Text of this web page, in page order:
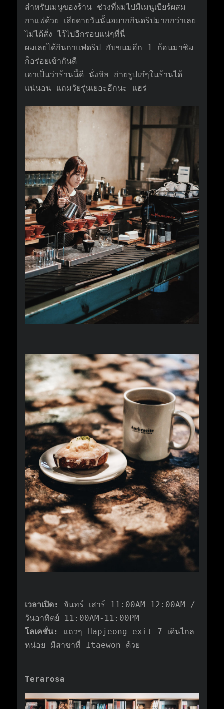
สำหรับเมนูของร้าน ช่วงที่ผมไปมีเมนูเบียร์ผสม
กาแฟด้วย เสียดายวันนั้นอยากกินดริปมากกว่าเลย
ไม่ได้สั่ง ไว้ไปอีกรอบแน่ๆที่นี่
ผมเลยได้กินกาแฟดริป กับขนมอีก 1 ก้อนมาชิม
ก็อร่อยเข้ากันดี
เอาเป็นว่าร้านนี้ดี นั่งชิล ถ่ายรูปเก๋ๆในร้านได้
แน่นอน แถมวัยรุ่นเยอะอีกนะ แฮร่
เวลาเปิด:
จันทร์-เสาร์ 11:00AM-12:00AM /
วันอาทิตย์ 11:00AM-11:00PM
โลเคชั่น:
แถวๆ Hapjeong exit 7 เดินไกล
หน่อย มีสาขาที่ Itaewon ด้วย
Terarosa